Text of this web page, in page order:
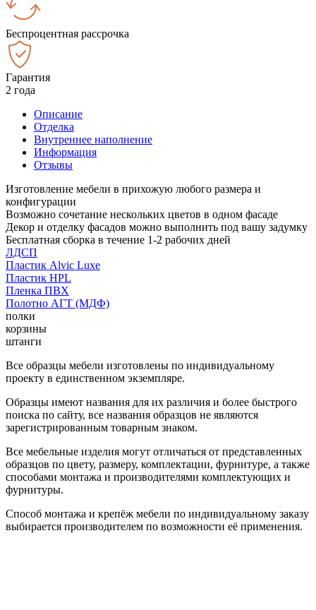
Беспроцентная рассрочка
Гарантия
2 года
Описание
Отделка
Внутреннее наполнение
Информация
Отзывы
Изготовление мебели в прихожую любого размера и
конфигурации
Возможно сочетание нескольких цветов в одном фасаде
Декор и отделку фасадов можно выполнить под вашу задумку
Бесплатная сборка в течение 1-2 рабочих дней
ЛДСП
Пластик Alvic Luxe
Пластик HPL
Пленка ПВХ
Полотно АГТ (МДФ)
полки
корзины
штанги
Все образцы мебели изготовлены по индивидуальному
проекту в единственном экземпляре.
Образцы имеют названия для их различия и более быстрого
поиска по сайту, все названия образцов не являются
зарегистрированным товарным знаком.
Все мебельные изделия могут отличаться от представленных
образцов по цвету, размеру, комплектации, фурнитуре, а также
способами монтажа и производителями комплектующих и
фурнитуры.
Способ монтажа и крепёж мебели по индивидуальному заказу
выбирается производителем по возможности её применения.